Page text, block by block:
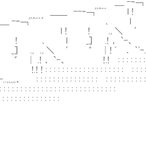
''^ﾞﾞ l ! !
ﾞ´ ､ l _］ .,
! ! ., ＼ ′ ゛ │.! ，
! ､ l _］ .! ， `-、 !.! ﾞ
│! ﾞ ． ｀'-..,,,,,、 : : :
， `-、 !.! : : : : : : : :＼ : : :
: : : : : : : : : : : : : : : : : : : : : : : :
: : : : : : : : : : : : : : : : : : : : : : : : :
: : : : : : : : : : : : : : : : : : : : : : : : : :
: : : : : : : : : : : : :